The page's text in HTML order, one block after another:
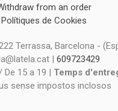
from an order
Polítiques de Cookies
Terrassa, Barcelona -
| 609723429
De 15 a 19 | Temps
sense impostos inclosos